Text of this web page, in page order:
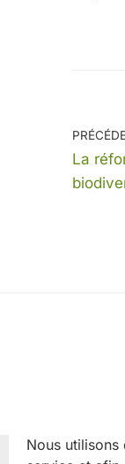
Nous
La